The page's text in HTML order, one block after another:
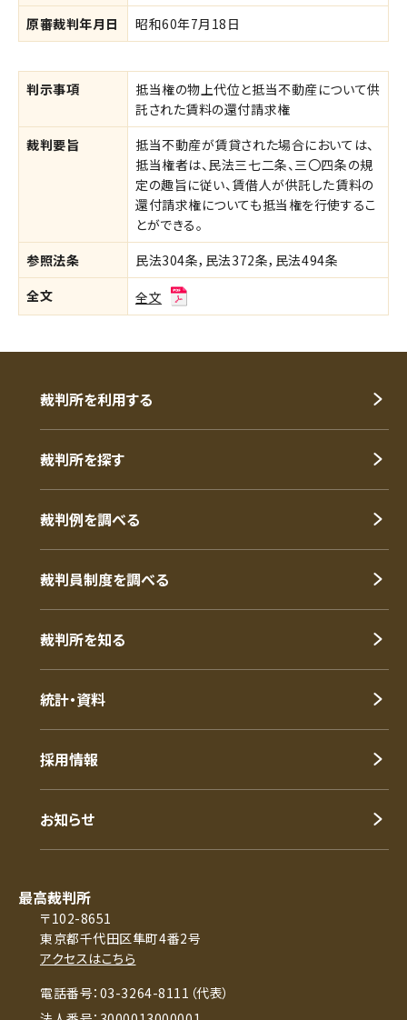
原審裁判年月日
昭和60年7月18日
判示事項
抵当権の物上代位と抵当不動産について供
託された賃料の還付請求権
裁判要旨
抵当不動産が賃貸された場合においては、
抵当権者は、民法三七二条、三〇四条の規
定の趣旨に従い、賃借人が供託した賃料の
還付請求権についても抵当権を行使するこ
とができる。
参照法条
民法304条，民法372条，民法494条
全文
全文
裁判所を利用する
裁判所を探す
裁判例を調べる
裁判員制度を調べる
裁判所を知る
統計・資料
採用情報
お知らせ
最高裁判所
〒102-8651
東京都千代田区隼町4番2号
アクセスはこちら
電話番号：03-3264-8111（代表）